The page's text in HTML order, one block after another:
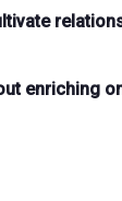
enriching